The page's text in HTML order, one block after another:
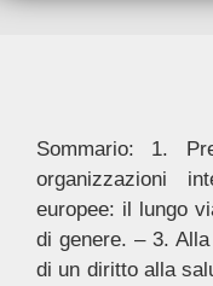
Sommario: 1.
organizzazioni
europee: il lungo
di genere. – 3.
di un diritto alla